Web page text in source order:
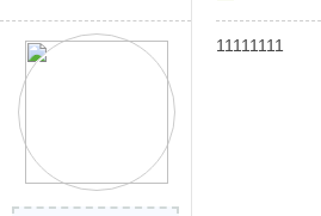
11111111